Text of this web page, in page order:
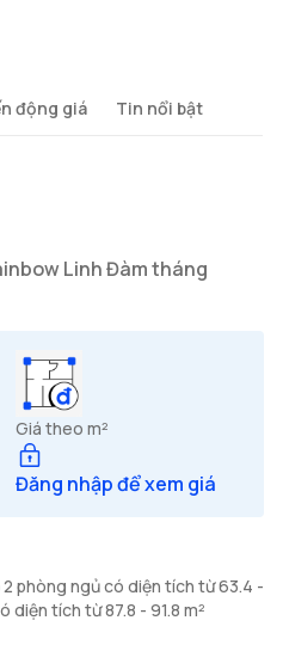
động giá Tin nổi bật
Linh Đàm tháng
Giá theo m²
Đăng nhập để xem giá
2 phòng ngủ có diện tích từ 63.4 -
diện tích từ 87.8 - 91.8 m²